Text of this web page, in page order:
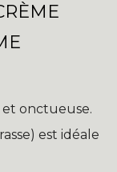
et onctueuse.
est idéale